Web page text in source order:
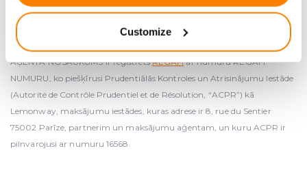
location which can be accurate to within several
Identify your device by actively scanning it for
specific characteristics (fingerprinting)
Find out more about how your personal data is processed
details section
We use cookies to provide website functionality, analyse
traffic data, display customized page content and
Customize
Lemonway partneris, maksājumu iestāde, ko ACPR apstiprinājusi
Francijā 2012. gada 24. decembrī ar numuru 16568
AĢENTA NOSAUKUMS ir reģistrētsREGAFIar numuru REGAFI
NUMURU, ko piešķīrusi Prudentiālās Kontroles un Atrisinājumu Iestāde
(Autorité de Contrôle Prudentiel et de Résolution, “ACPR”) kā
Lemonway, maksājumu iestādes, kuras adrese ir 8, rue du Sentier
75002 Parīze, partnerim un maksājumu aģentam, un kuru ACPR ir
pilnvarojusi ar numuru 16568.